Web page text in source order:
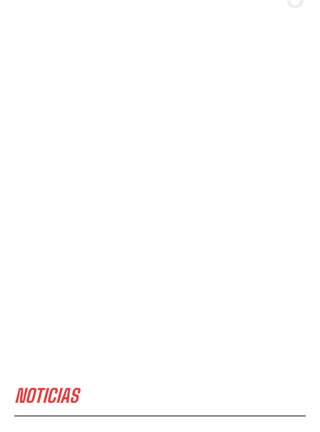
NOTICIAS